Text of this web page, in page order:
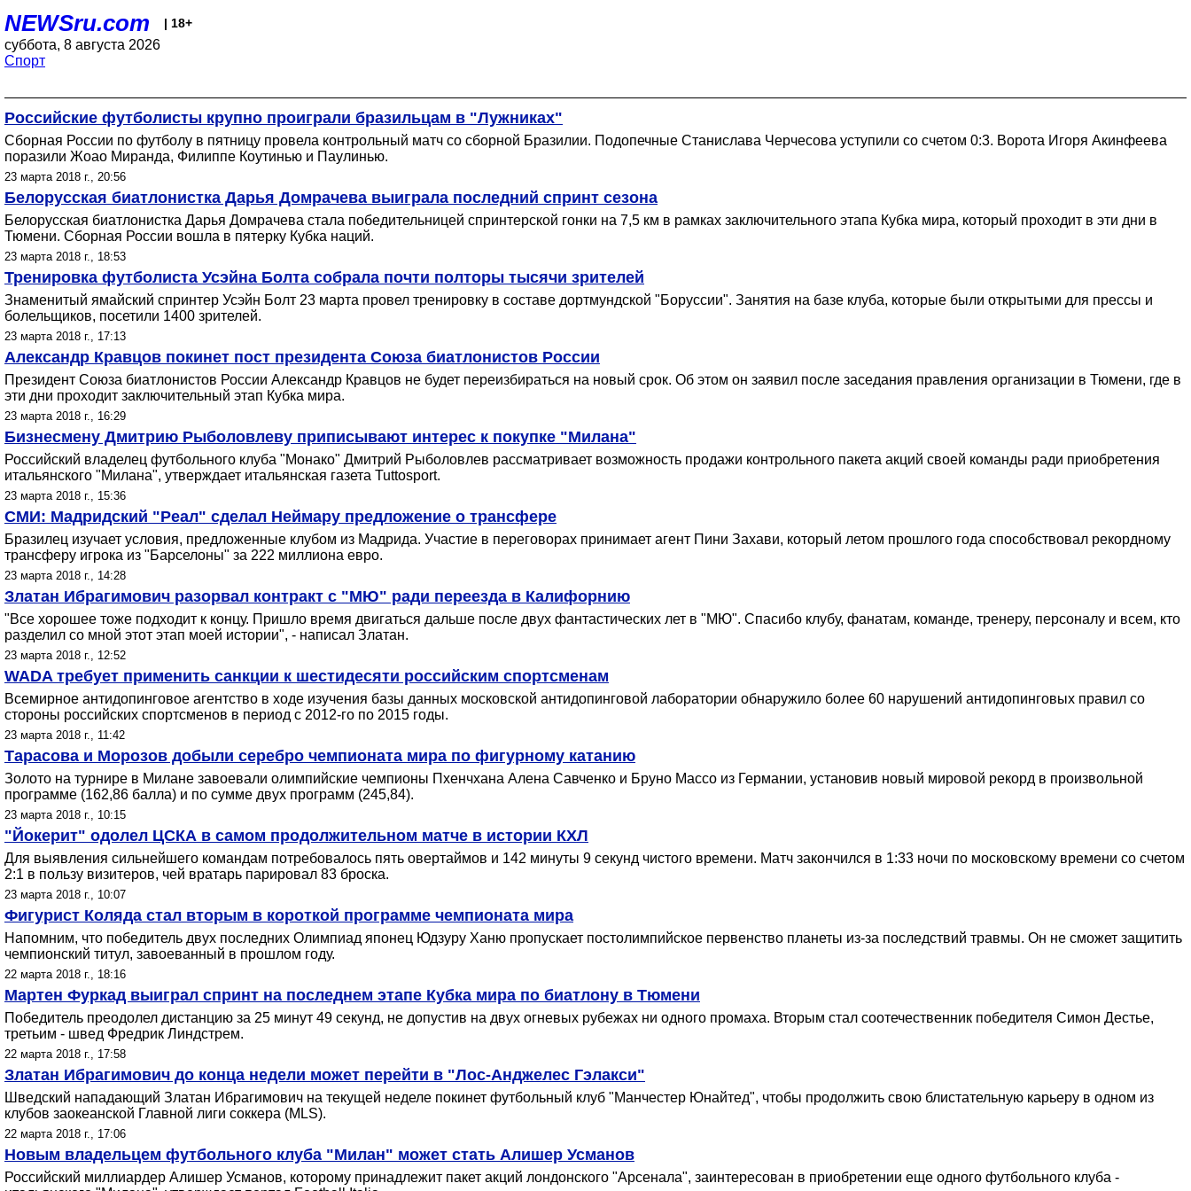
NEWSru.com | 18+
суббота, 8 августа 2026
Спорт
Российские футболисты крупно проиграли бразильцам в "Лужниках"
Сборная России по футболу в пятницу провела контрольный матч со сборной Бразилии. Подопечные Станислава Черчесова уступили со счетом 0:3. Ворота Игоря Акинфеева
поразили Жоао Миранда, Филиппе Коутинью и Паулинью.
23 марта 2018 г., 20:56
Белорусская биатлонистка Дарья Домрачева выиграла последний спринт сезона
Белорусская биатлонистка Дарья Домрачева стала победительницей спринтерской гонки на 7,5 км в рамках заключительного этапа Кубка мира, который проходит в эти дни в
Тюмени. Сборная России вошла в пятерку Кубка наций.
23 марта 2018 г., 18:53
Тренировка футболиста Усэйна Болта собрала почти полторы тысячи зрителей
Знаменитый ямайский спринтер Усэйн Болт 23 марта провел тренировку в составе дортмундской "Боруссии". Занятия на базе клуба, которые были открытыми для прессы и
болельщиков, посетили 1400 зрителей.
23 марта 2018 г., 17:13
Александр Кравцов покинет пост президента Союза биатлонистов России
Президент Союза биатлонистов России Александр Кравцов не будет переизбираться на новый срок. Об этом он заявил после заседания правления организации в Тюмени, где в
эти дни проходит заключительный этап Кубка мира.
23 марта 2018 г., 16:29
Бизнесмену Дмитрию Рыболовлеву приписывают интерес к покупке "Милана"
Российский владелец футбольного клуба "Монако" Дмитрий Рыболовлев рассматривает возможность продажи контрольного пакета акций своей команды ради приобретения
итальянского "Милана", утверждает итальянская газета Tuttosport.
23 марта 2018 г., 15:36
СМИ: Мадридский "Реал" сделал Неймару предложение о трансфере
Бразилец изучает условия, предложенные клубом из Мадрида. Участие в переговорах принимает агент Пини Захави, который летом прошлого года способствовал рекордному
трансферу игрока из "Барселоны" за 222 миллиона евро.
23 марта 2018 г., 14:28
Златан Ибрагимович разорвал контракт с "МЮ" ради переезда в Калифорнию
"Все хорошее тоже подходит к концу. Пришло время двигаться дальше после двух фантастических лет в "МЮ". Спасибо клубу, фанатам, команде, тренеру, персоналу и всем, кто
разделил со мной этот этап моей истории", - написал Златан.
23 марта 2018 г., 12:52
WADA требует применить санкции к шестидесяти российским спортсменам
Всемирное антидопинговое агентство в ходе изучения базы данных московской антидопинговой лаборатории обнаружило более 60 нарушений антидопинговых правил со
стороны российских спортсменов в период с 2012-го по 2015 годы.
23 марта 2018 г., 11:42
Тарасова и Морозов добыли серебро чемпионата мира по фигурному катанию
Золото на турнире в Милане завоевали олимпийские чемпионы Пхенчхана Алена Савченко и Бруно Массо из Германии, установив новый мировой рекорд в произвольной
программе (162,86 балла) и по сумме двух программ (245,84).
23 марта 2018 г., 10:15
"Йокерит" одолел ЦСКА в самом продолжительном матче в истории КХЛ
Для выявления сильнейшего командам потребовалось пять овертаймов и 142 минуты 9 секунд чистого времени. Матч закончился в 1:33 ночи по московскому времени со счетом
2:1 в пользу визитеров, чей вратарь парировал 83 броска.
23 марта 2018 г., 10:07
Фигурист Коляда стал вторым в короткой программе чемпионата мира
Напомним, что победитель двух последних Олимпиад японец Юдзуру Ханю пропускает постолимпийское первенство планеты из-за последствий травмы. Он не сможет защитить
чемпионский титул, завоеванный в прошлом году.
22 марта 2018 г., 18:16
Мартен Фуркад выиграл спринт на последнем этапе Кубка мира по биатлону в Тюмени
Победитель преодолел дистанцию за 25 минут 49 секунд, не допустив на двух огневых рубежах ни одного промаха. Вторым стал соотечественник победителя Симон Дестье,
третьим - швед Фредрик Линдстрем.
22 марта 2018 г., 17:58
Златан Ибрагимович до конца недели может перейти в "Лос-Анджелес Гэлакси"
Шведский нападающий Златан Ибрагимович на текущей неделе покинет футбольный клуб "Манчестер Юнайтед", чтобы продолжить свою блистательную карьеру в одном из
клубов заокеанской Главной лиги соккера (MLS).
22 марта 2018 г., 17:06
Новым владельцем футбольного клуба "Милан" может стать Алишер Усманов
Российский миллиардер Алишер Усманов, которому принадлежит пакет акций лондонского "Арсенала", заинтересован в приобретении еще одного футбольного клуба -